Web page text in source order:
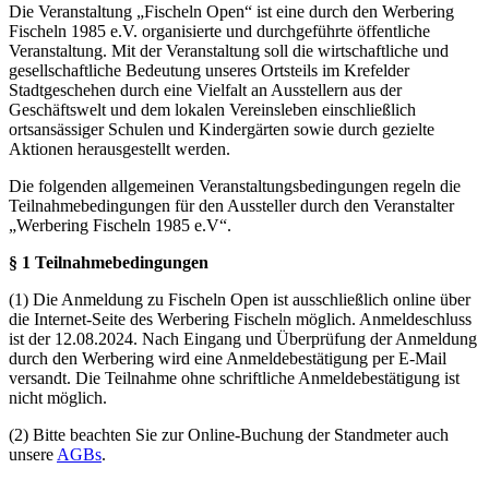
Die Veranstaltung „Fischeln Open“ ist eine durch den Werbering
Fischeln 1985 e.V. organisierte und durchgeführte öffentliche
Veranstaltung. Mit der Veranstaltung soll die wirtschaftliche und
gesellschaftliche Bedeutung unseres Ortsteils im Krefelder
Stadtgeschehen durch eine Vielfalt an Ausstellern aus der
Geschäftswelt und dem lokalen Vereinsleben einschließlich
ortsansässiger Schulen und Kindergärten sowie durch gezielte
Aktionen herausgestellt werden.
Die folgenden allgemeinen Veranstaltungsbedingungen regeln die
Teilnahmebedingungen für den Aussteller durch den Veranstalter
„Werbering Fischeln 1985 e.V“.
§ 1 Teilnahmebedingungen
(1) Die Anmeldung zu Fischeln Open ist ausschließlich online über
die Internet-Seite des Werbering Fischeln möglich. Anmeldeschluss
ist der 12.08.2024. Nach Eingang und Überprüfung der Anmeldung
durch den Werbering wird eine Anmeldebestätigung per E-Mail
versandt. Die Teilnahme ohne schriftliche Anmeldebestätigung ist
nicht möglich.
(2) Bitte beachten Sie zur Online-Buchung der Standmeter auch
unsere AGBs.